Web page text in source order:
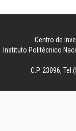
Centro de
Instituto Politécnico
C.P. 23096,